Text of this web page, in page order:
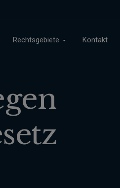
Rechtsgebiete Kontakt